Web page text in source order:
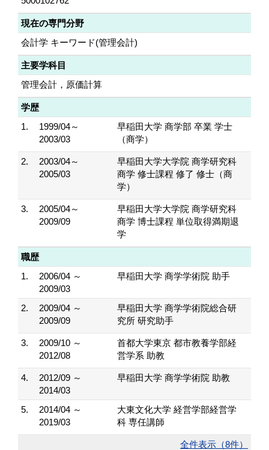
現在の専門分野
会計学 キーワード(管理会計)
主要学科目
管理会計，原価計算
学歴
1.
1999/04～
2003/03
早稲田大学 商学部 卒業 学士
（商学）
2.
2003/04～
2005/03
早稲田大学大学院 商学研究科
商学 修士課程 修了 修士（商
学）
3.
2005/04～
2009/09
早稲田大学大学院 商学研究科
商学 博士課程 単位取得満期退
学
職歴
1.
2006/04 ～
2009/03
早稲田大学 商学学術院 助手
2.
2009/04 ～
2009/09
早稲田大学 商学学術院総合研
究所 研究助手
3.
2009/10 ～
2012/08
首都大学東京 都市教養学部経
営学系 助教
4.
2012/09 ～
2014/03
早稲田大学 商学学術院 助教
5.
2014/04 ～
2019/03
大東文化大学 経営学部経営学
科 専任講師
全件表示（8件）